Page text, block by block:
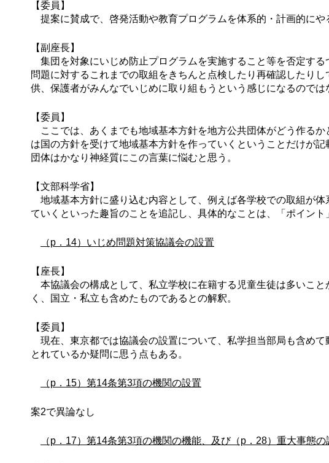
【委員】
提案に賛成で、啓発活動や教育プログラムを体系的・計画的にや
【副座長】
集団を対象にいじめ防止プログラムを実施すること等を否定す
問題に対するこれまでの取組をきちんと点検したり再確認したり
供、保護者がみんなでいじめに取り組もうという感じになるのでは
【委員】
ここでは、あくまでも地域基本方針を地方公共団体がどう作る
は国の方針を受けて地域基本方針を作っていくということだけが
団体はかなり神経質にこの言葉に悩むと思う。
【文部科学省】
地域基本方針に盛り込む内容として、例えば各学校での取組が
ていくといった趣旨のことを追記し、具体的なことは、「ポイント
（p．14）いじめ問題対策協議会の設置
【座長】
本協議会の構成として、私立学校に在籍する児童生徒は多いこ
く、国立・私立も含めたものであるとの解釈。
【委員】
現在、東京都では協議会の設置について、私学担当部局も含め
とれているか疑問に思う点もある。
（p．15）第14条第3項の機関の設置
案2で異論なし
（p．17）第14条第3項の機関の機能、及び（p．28）重大事態の